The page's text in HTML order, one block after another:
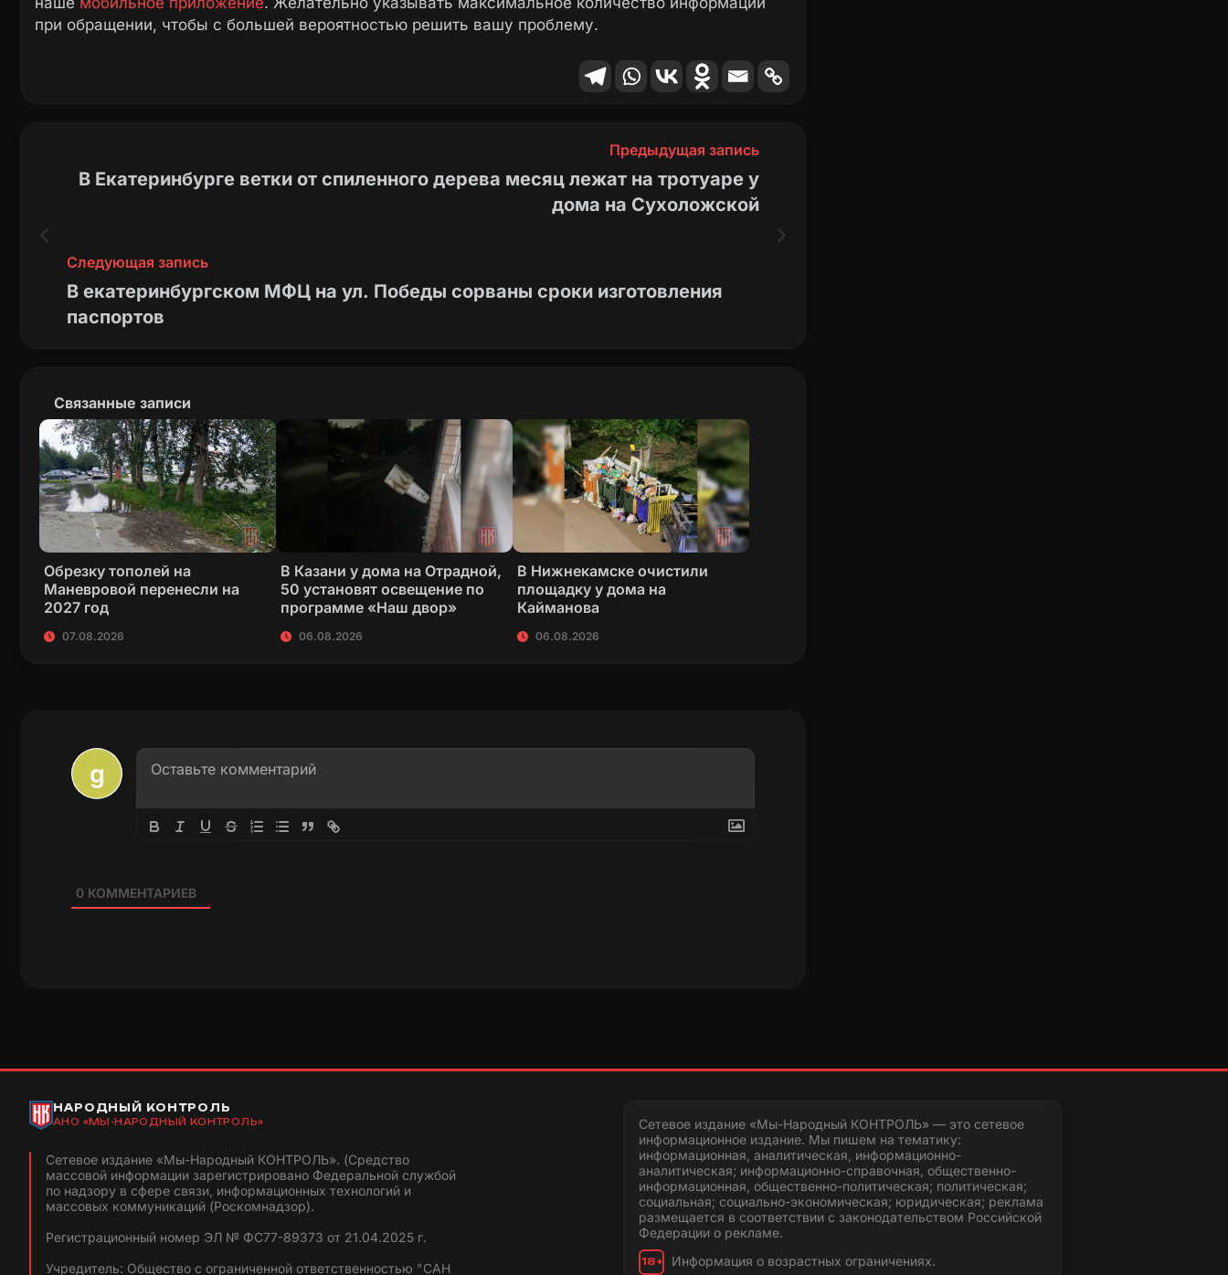
при обращении, чтобы с большей вероятностью решить вашу проблему.
Предыдущая запись
В Екатеринбурге ветки от спиленного дерева месяц лежат на тротуаре у
дома на Сухоложской
Следующая запись
В екатеринбургском МФЦ на ул. Победы сорваны сроки изготовления
паспортов
Связанные записи
Обрезку тополей на
Маневровой перенесли на
2027 год
07.08.2026
В Казани у дома на Отрадной,
50 установят освещение по
программе «Наш двор»
06.08.2026
В Нижнекамске очистили
площадку у дома на
Кайманова
06.08.2026
0КОММЕНТАРИЕВ
НАРОДНЫЙ КОНТРОЛЬ
АНО «МЫ-НАРОДНЫЙ КОНТРОЛЬ»
Сетевое издание «Мы-Народный КОНТРОЛЬ». (Средство
массовой информации зарегистрировано Федеральной службой
по надзору в сфере связи, информационных технологий и
массовых коммуникаций (Роскомнадзор).
Регистрационный номер ЭЛ № ФС77-89373 от 21.04.2025 г.
Учредитель: Общество с ограниченной ответственностью "САН
Сетевое издание «Мы-Народный КОНТРОЛЬ» — это сетевое
информационное издание. Мы пишем на тематику:
информационная, аналитическая, информационно-
аналитическая; информационно-справочная, общественно-
информационная, общественно-политическая; политическая;
социальная; социально-экономическая; юридическая; реклама
размещается в соответствии с законодательством Российской
Федерации о рекламе.
18+ Информация о возрастных ограничениях.